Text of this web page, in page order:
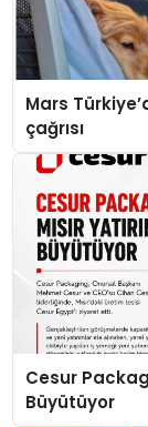
Mars
çağrısı
Cesur
Büyütüyor